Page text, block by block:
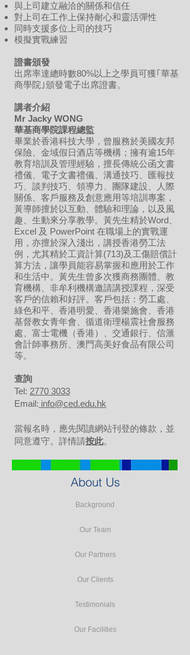
與上司建立融洽的關係和信任
對上司在工作上保持耐心和靈活彈性
同時支援多位上司的技巧
模擬實戰練習
證書頒發
出席率達總時數80%以上之學員可獲｢華基
商學院｣頒發電子出席證書。
講者介紹
Mr Jacky WONG
華基商學院課程總監
畢業於香港科技大學，曾服務於美國友邦
保險、金域假日酒店等機構；擁有逾15年
教育培訓及管理經驗，擅長傳統公函文書
禮儀、電子文書禮儀、溝通技巧、匯報技
巧、談判技巧、領導力、團隊建設、人際
關係、客戶服務及創意應用等培訓專案，
黃導師擅於以互動、體驗和理論，以及風
趣、生動來分享教學。黃先生精於Word、
Excel 及 PowerPoint 在職場上的實戰運
用，亦擅於深入淺出，講授香港勞工法
例，尤其精於工資計算(713)及工傷賠償計
算方法，讓學員能容易掌握和應用於工作
和生活中。黃先生曾多次獲商務團體、教
育機構、非牟利機構邀請講授課程，深受
客戶的信賴和好評。客戶包括：勞工處、
綠色和平、香港明愛、香港樂施會、香港
基督教女青年會、循道衛理楊震社會服務
處、富士電機（香港）、交通銀行、信滙
會計師事務所、澳門高美好食品有限公司
等。
​查詢
Tel: 2770 3033
Email: info@ced.edu.hk
當報名時，應先閱讀網站刊登的條款，並
同意遵守。詳情請按此。
About Us
Background
Our Team
Our Partners
Our Clients
Testimonials
Our Facilities